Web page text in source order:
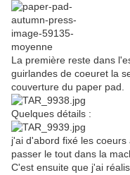
La première reste dans
guirlandes de coeuret la
couverture du paper pad.
Quelques détails :
j'ai d'abord fixé les
passer le tout dans la
C'est ensuite que j'ai